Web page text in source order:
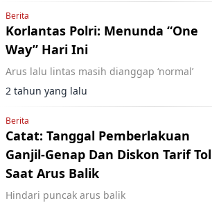
Berita
Korlantas Polri: Menunda “One
Way” Hari Ini
Arus lalu lintas masih dianggap ‘normal’
2 tahun yang lalu
Berita
Catat: Tanggal Pemberlakuan
Ganjil-Genap Dan Diskon Tarif Tol
Saat Arus Balik
Hindari puncak arus balik